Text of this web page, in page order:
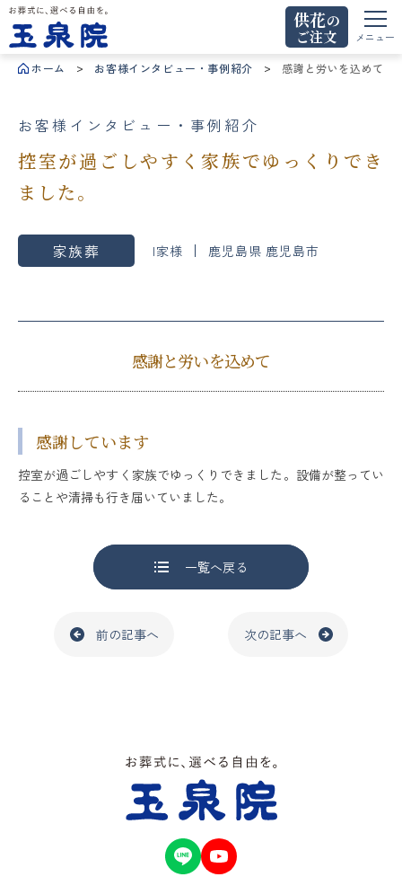
お葬式に、選べる自由を。玉泉院
供花の
ご注文
メニュー
ホーム お客様インタビュー・事例紹介 感謝と労いを込めて
お客様インタビュー・事例紹介
控室が過ごしやすく家族でゆっくりでき
ました。
家族葬 I家様 鹿児島県 鹿児島市
感謝と労いを込めて
感謝しています
控室が過ごしやすく家族でゆっくりできました。設備が整ってい
ることや清掃も行き届いていました。
一覧へ戻る
前の記事へ 次の記事へ